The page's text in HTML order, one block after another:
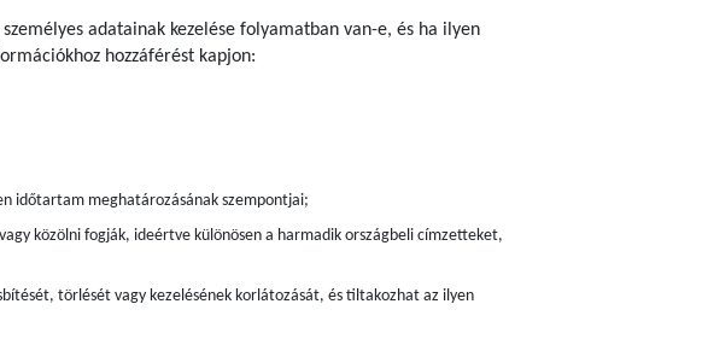
adatainak kezelése folyamatban van-e, és ha ilyen
hozzáférést kapjon:
időtartam meghatározásának szempontjai;
közölni fogják, ideértve különösen a harmadik országbeli címzetteket,
törlését vagy kezelésének korlátozását, és tiltakozhat az ilyen